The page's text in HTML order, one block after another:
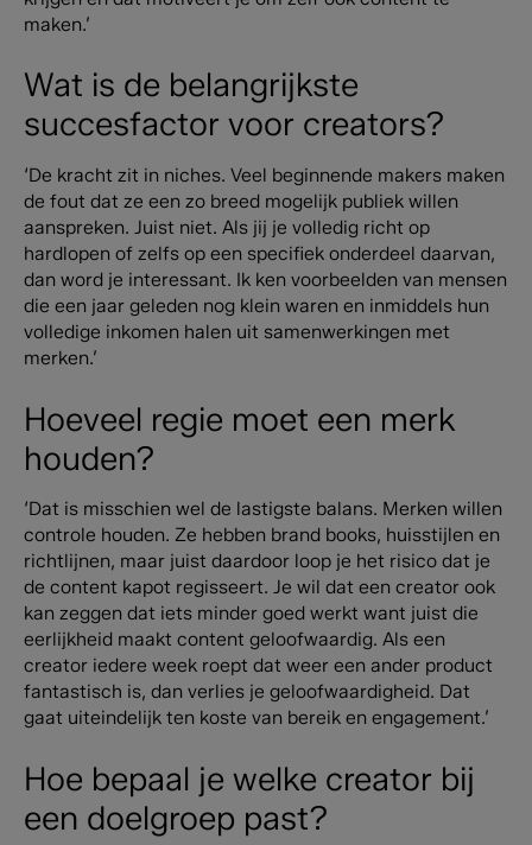
maken.’
Wat is de belangrijkste
succesfactor voor creators?
‘De kracht zit in niches. Veel beginnende makers maken
de fout dat ze een zo breed mogelijk publiek willen
aanspreken. Juist niet. Als jij je volledig richt op
hardlopen of zelfs op een specifiek onderdeel daarvan,
dan word je interessant. Ik ken voorbeelden van mensen
die een jaar geleden nog klein waren en inmiddels hun
volledige inkomen halen uit samenwerkingen met
merken.’
Hoeveel regie moet een merk
houden?
‘Dat is misschien wel de lastigste balans. Merken willen
controle houden. Ze hebben brand books, huisstijlen en
richtlijnen, maar juist daardoor loop je het risico dat je
de content kapot regisseert. Je wil dat een creator ook
kan zeggen dat iets minder goed werkt want juist die
eerlijkheid maakt content geloofwaardig. Als een
creator iedere week roept dat weer een ander product
fantastisch is, dan verlies je geloofwaardigheid. Dat
gaat uiteindelijk ten koste van bereik en engagement.’
Hoe bepaal je welke creator bij
een doelgroep past?